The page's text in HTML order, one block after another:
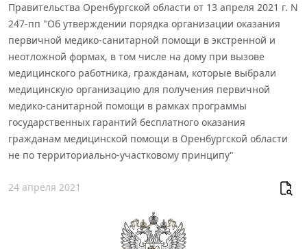
Правительства Оренбургской области от 13 апреля 2021 г. N
247-пп "Об утверждении порядка организации оказания
первичной медико-санитарной помощи в экстренной и
неотложной формах, в том числе на дому при вызове
медицинского работника, гражданам, которые выбрали
медицинскую организацию для получения первичной
медико-санитарной помощи в рамках программы
государственных гарантий бесплатного оказания
гражданам медицинской помощи в Оренбургской области
не по территориально-участковому принципу"
24 апреля 2021